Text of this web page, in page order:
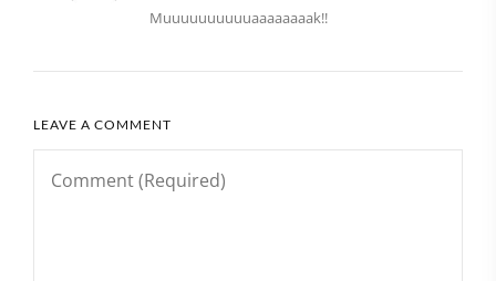
Muuuuuuuuuuaaaaaaaak!!
LEAVE A COMMENT